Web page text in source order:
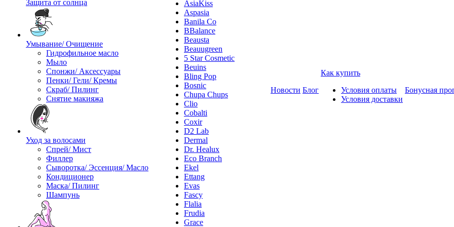
Защита от солнца
Умывание/ Очищение
Гидрофильное масло
Мыло
Спонжи/ Аксессуары
Пенки/ Гели/ Кремы
Скраб/ Пилинг
Снятие макияжа
Уход за волосами
Спрей/ Мист
Филлер
Сыворотка/ Эссенция/ Масло
Кондиционер
Маска/ Пилинг
Шампунь
AsiaKiss
Aspasia
Banila Co
BBalance
Beausta
Beauugreen
5 Star Cosmetic
Beuins
Bling Pop
Bosnic
Chupa Chups
Clio
Cobalti
Coxir
D2 Lab
Dermal
Dr. Healux
Eco Branch
Ekel
Ettang
Evas
Fascy
Flalia
Frudia
Grace
Новости Блог
Как купить
Условия оплаты
Условия доставки
Бонусная